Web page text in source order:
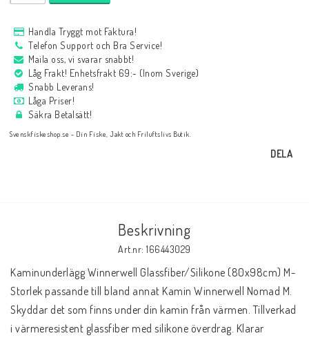
Handla Tryggt mot Faktura!
Telefon Support och Bra Service!
Maila oss, vi svarar snabbt!
Låg Frakt! Enhetsfrakt 69:- (Inom Sverige)
Snabb Leverans!
Låga Priser!
Säkra Betalsätt!
Svenskfiskeshop.se - Din Fiske, Jakt och Friluftslivs Butik.
DELA
Beskrivning
Art.nr: 166443029
Kaminunderlägg Winnerwell Glassfiber/Silikone (80x98cm) M-
Storlek passande till bland annat Kamin Winnerwell Nomad M.
Skyddar det som finns under din kamin från värmen. Tillverkad
i värmeresistent glassfiber med silikone överdrag. Klarar